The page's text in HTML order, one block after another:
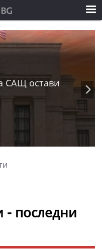
САЩ остави
- последни